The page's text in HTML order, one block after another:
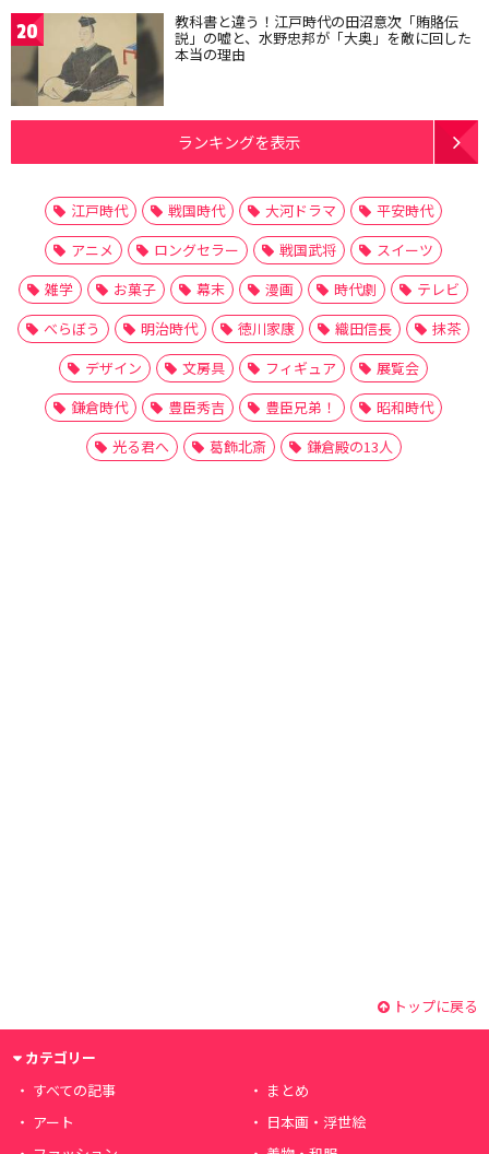
20 教科書と違う！江戸時代の田沼意次「賄賂伝
説」の嘘と、水野忠邦が「大奥」を敵に回した
本当の理由
ランキングを表示
江戸時代 戦国時代 大河ドラマ
平安時代
アニメ
ロングセラー 戦国武将
スイーツ
雑学
お菓子 幕末 漫画 時代劇
テレビ
べらぼう
明治時代 徳川家康 織田信長
抹茶
デザイン
文房具 フィギュア
展覧会
鎌倉時代
豊臣秀吉 豊臣兄弟！
昭和時代
光る君へ
葛飾北斎 鎌倉殿の13人
トップに戻る
カテゴリー
すべての記事
まとめ
アート
日本画・浮世絵